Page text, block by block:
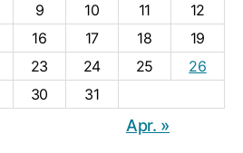
9 10 11
12
16 17 18
19
23 24 25
26
30 31
Apr. »